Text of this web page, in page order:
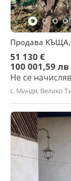
Продава КЪЩА,
51 130 €
100 001,59 лв
Не се
с. Миндя, Велико